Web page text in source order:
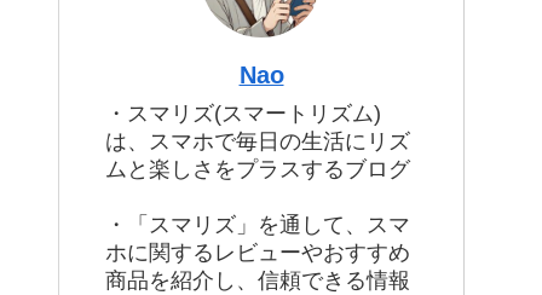
Nao
・スマリズ(スマートリズム)
は、スマホで毎日の生活にリズ
ムと楽しさをプラスするブログ
・「スマリズ」を通して、スマ
ホに関するレビューやおすすめ
商品を紹介し、信頼できる情報